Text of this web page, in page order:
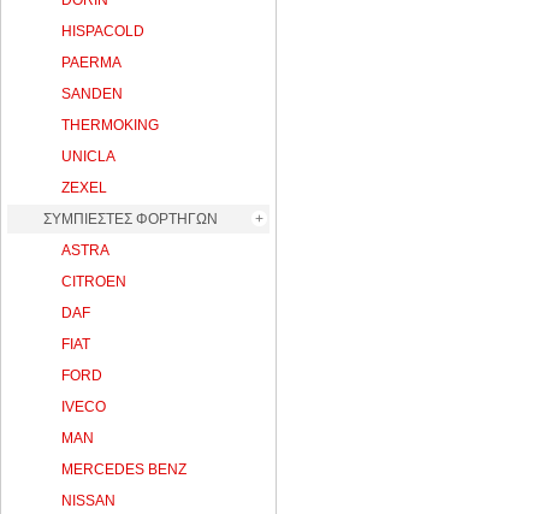
HISPACOLD
PAERMA
SANDEN
THERMOKING
UNICLA
ZEXEL
ΣΥΜΠΙΕΣΤΕΣ ΦΟΡΤΗΓΩΝ
ASTRA
CITROEN
DAF
FIAT
FORD
IVECO
MAN
MERCEDES BENZ
NISSAN